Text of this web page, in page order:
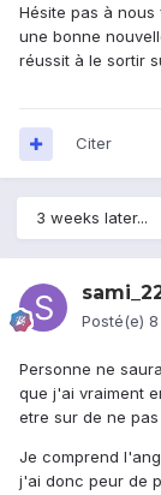
Hésite pas à nous
une bonne
réussit à le sortir
Citer
3 weeks later...
Posté(e)
Personne ne
que j'ai vraiment
etre sur de ne pas
Je comprend
j'ai donc peur de